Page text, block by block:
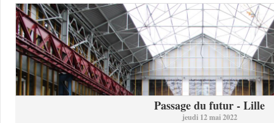
Passage du futur - Lille
jeudi 12 mai 2022